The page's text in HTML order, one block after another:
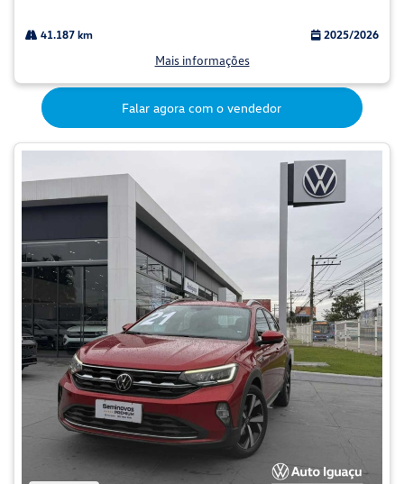
41.187 km 2025/2026
Mais informações
Falar agora com o vendedor